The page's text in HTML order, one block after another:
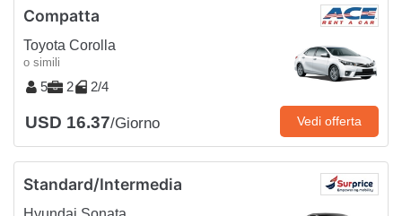
Compatta
Toyota Corolla
o simili
5 2 2/4
USD 16.37/Giorno Vedi offerta
Standard/Intermedia